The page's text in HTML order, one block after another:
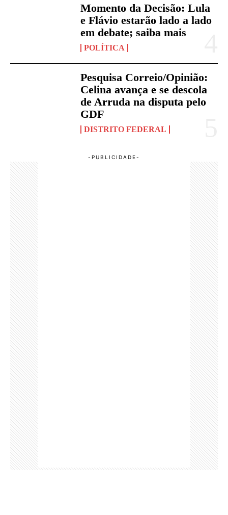
Momento da Decisão: Lula
e Flávio estarão lado a lado
em debate; saiba mais
POLÍTICA
Pesquisa Correio/Opinião:
Celina avança e se descola
de Arruda na disputa pelo
GDF
DISTRITO FEDERAL